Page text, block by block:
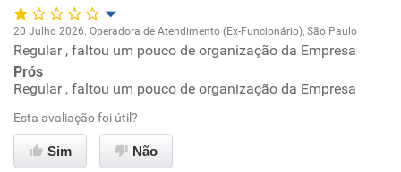
Oportunidade de promoção
Ambiente de trabalho
Conciliação com a vida familiar
20 Julho 2026. Operadora de Atendimento (Ex-Funcionário), São Paulo
Regular , faltou um pouco de organização da Empresa
Prós
Regular , faltou um pouco de organização da Empresa
Esta avaliação foi útil?
Sim Não